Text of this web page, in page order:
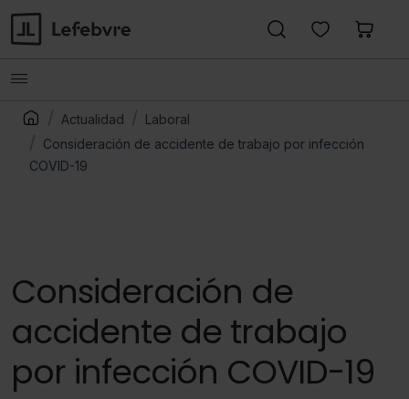
Actualidad
Laboral
Consideración de accidente de trabajo por infección
COVID-19
Consideración de
accidente de trabajo
por infección COVID-19